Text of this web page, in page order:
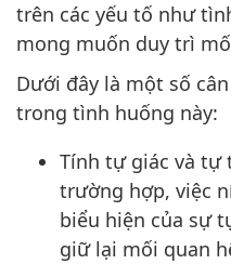
trên các yếu tố như
mong muốn duy trì
Dưới đây là một số
trong tình huống này:
Tính tự giác và tự
trường hợp, việc
biểu hiện của sự
giữ lại mối quan